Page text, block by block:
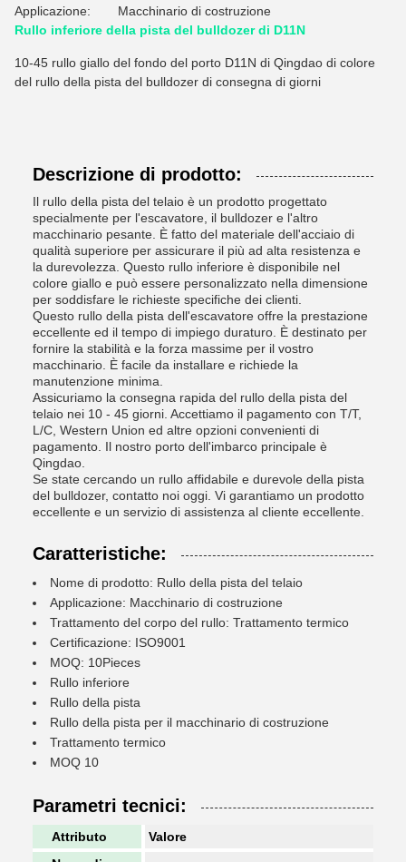
Applicazione:
Macchinario di costruzione
Rullo inferiore della pista del bulldozer di D11N
10-45 rullo giallo del fondo del porto D11N di Qingdao di colore
del rullo della pista del bulldozer di consegna di giorni
Descrizione di prodotto:
Il rullo della pista del telaio è un prodotto progettato
specialmente per l'escavatore, il bulldozer e l'altro
macchinario pesante. È fatto del materiale dell'acciaio di
qualità superiore per assicurare il più ad alta resistenza e
la durevolezza. Questo rullo inferiore è disponibile nel
colore giallo e può essere personalizzato nella dimensione
per soddisfare le richieste specifiche dei clienti.
Questo rullo della pista dell'escavatore offre la prestazione
eccellente ed il tempo di impiego duraturo. È destinato per
fornire la stabilità e la forza massime per il vostro
macchinario. È facile da installare e richiede la
manutenzione minima.
Assicuriamo la consegna rapida del rullo della pista del
telaio nei 10 - 45 giorni. Accettiamo il pagamento con T/T,
L/C, Western Union ed altre opzioni convenienti di
pagamento. Il nostro porto dell'imbarco principale è
Qingdao.
Se state cercando un rullo affidabile e durevole della pista
del bulldozer, contatto noi oggi. Vi garantiamo un prodotto
eccellente e un servizio di assistenza al cliente eccellente.
Caratteristiche:
Nome di prodotto: Rullo della pista del telaio
Applicazione: Macchinario di costruzione
Trattamento del corpo del rullo: Trattamento termico
Certificazione: ISO9001
MOQ: 10Pieces
Rullo inferiore
Rullo della pista
Rullo della pista per il macchinario di costruzione
Trattamento termico
MOQ 10
Parametri tecnici:
Attributo
Valore